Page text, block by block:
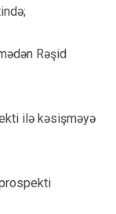
Rəşid
ilə kəsişməyə